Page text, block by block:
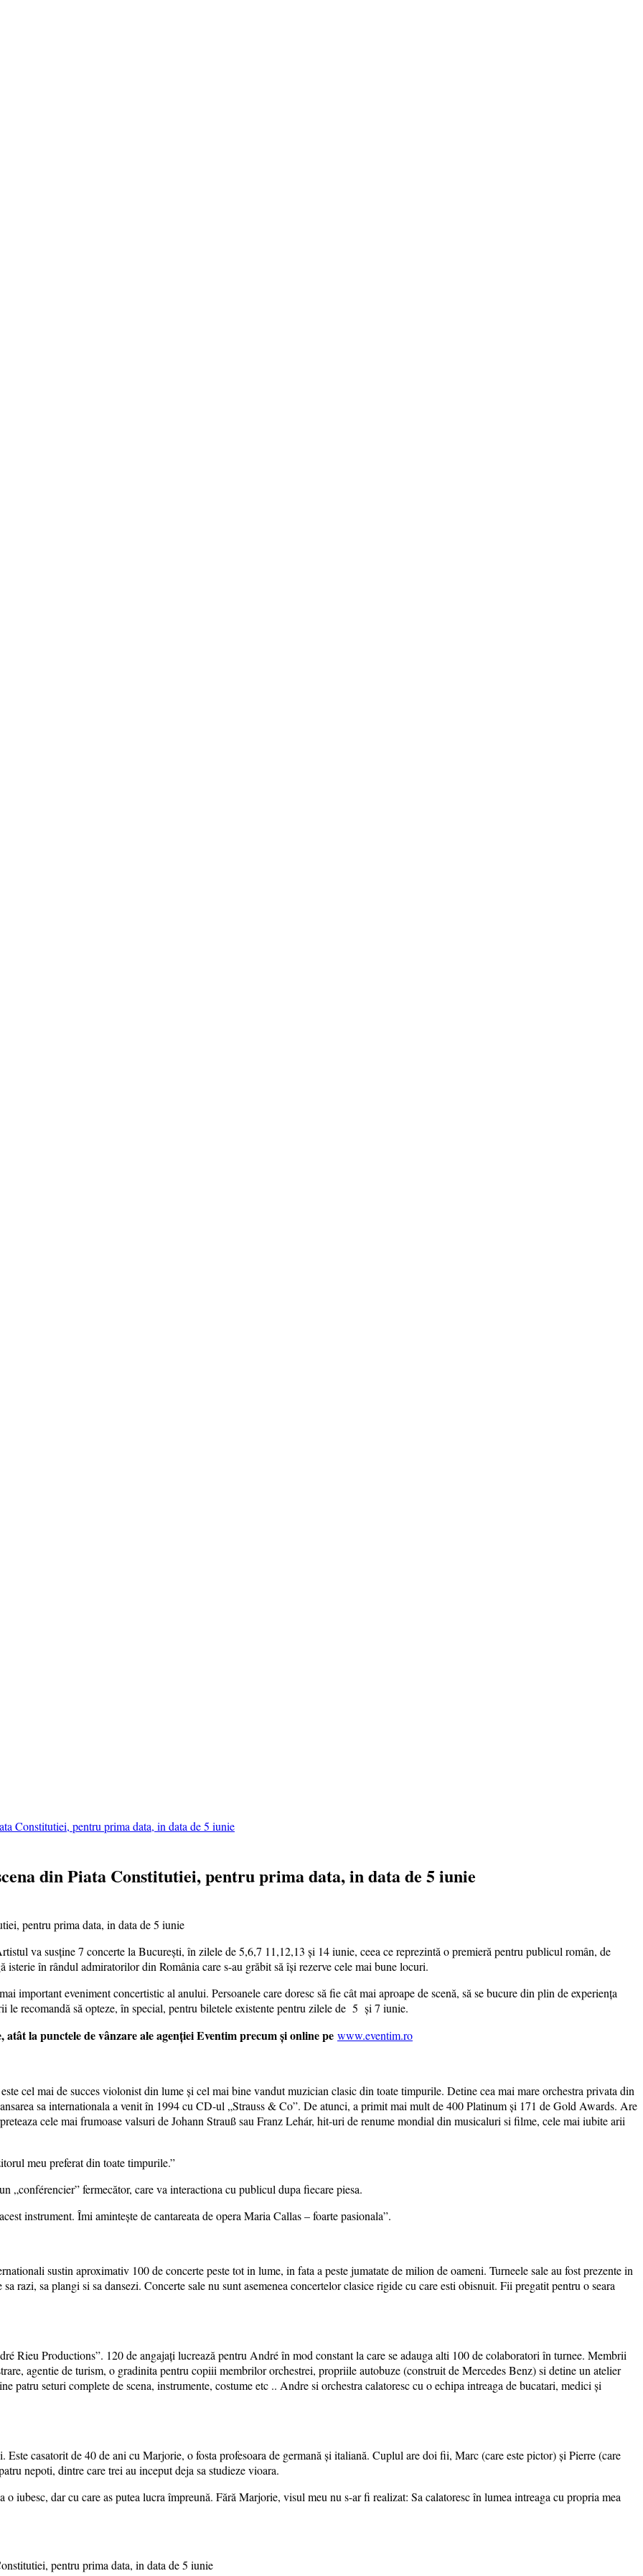
haine, incaltaminte, coafuri, tunsori, desene de colorat, poze cu modele de manichiuri!❤️
incaltaminte, coafuri, tunsori, desene de colorat, poze cu modele de manichiuri!❤️
incaltaminte, coafuri, tunsori, desene de colorat, poze cu modele de manichiuri!❤️
Constitutiei, pentru prima data, in data de 5 iunie
din Piata Constitutiei, pentru prima data, in data de 5 iunie
va susține 7 concerte la București, în zilele de 5,6,7 11,12,13 și 14 iunie, ceea ce reprezintă o premieră pentru publicul român, de
în rândul admiratorilor din România care s-au grăbit să își rezerve cele mai bune locuri.
important eveniment concertistic al anului. Persoanele care doresc să fie cât mai aproape de scenă, să se bucure din plin de experiența
le recomandă să opteze, în special, pentru biletele existente pentru zilele de 5 și 7 iunie.
la punctele de vânzare ale agenției Eventim precum și online pe www.eventim.ro
cel mai de succes violonist din lume și cel mai bine vandut muzician clasic din toate timpurile. Detine cea mai mare orchestra privata din
sa internationala a venit în 1994 cu CD-ul „Strauss & Co”. De atunci, a primit mai mult de 400 Platinum și 171 de Gold Awards. Are
cele mai frumoase valsuri de Johann Strauß sau Franz Lehár, hit-uri de renume mondial din musicaluri si filme, cele mai iubite arii
meu preferat din toate timpurile.”
„conférencier” fermecător, care va interactiona cu publicul dupa fiecare piesa.
instrument. Îmi amintește de cantareata de opera Maria Callas – foarte pasionala”.
sustin aproximativ 100 de concerte peste tot in lume, in fata a peste jumatate de milion de oameni. Turneele sale au fost prezente in
sa plangi si sa dansezi. Concerte sale nu sunt asemenea concertelor clasice rigide cu care esti obisnuit. Fii pregatit pentru o seara
Rieu Productions”. 120 de angajați lucrează pentru André în mod constant la care se adauga alti 100 de colaboratori în turnee. Membrii
agentie de turism, o gradinita pentru copiii membrilor orchestrei, propriile autobuze (construit de Mercedes Benz) si detine un atelier
patru seturi complete de scena, instrumente, costume etc .. Andre si orchestra calatoresc cu o echipa intreaga de bucatari, medici și
casatorit de 40 de ani cu Marjorie, o fosta profesoara de germană și italiană. Cuplul are doi fii, Marc (care este pictor) și Pierre (care
nepoti, dintre care trei au inceput deja sa studieze vioara.
o iubesc, dar cu care as putea lucra împreună. Fără Marjorie, visul meu nu s-ar fi realizat: Sa calatoresc în lumea intreaga cu propria mea